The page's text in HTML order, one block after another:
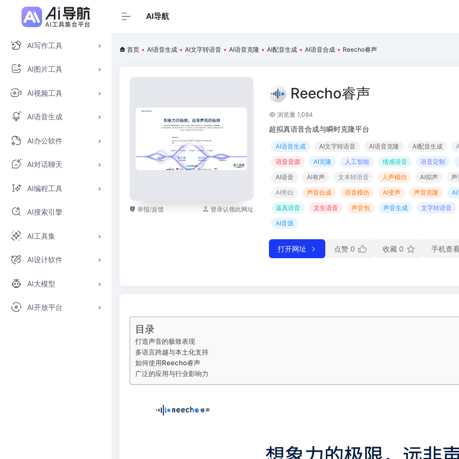
AI写作工具
AI图片工具
AI视频工具
AI语音生成
AI办公软件
AI对话聊天
AI编程工具
AI搜索引擎
AI工具集
AI设计软件
AI大模型
AI开放平台
AI导航
首页 • AI语音生成 • AI文字转语音 • AI语音克隆 • AI配音生成 • AI语音合成 • Reecho睿声
举报/反馈 登录认领此网址
Reecho睿声
浏览量 1,084
超拟真语音合成与瞬时克隆平台
AI语音生成 AI文字转语音 AI语音克隆 AI配音生成
语音音源
AI克隆 人工智能 情感语音 语音定制
AI语音
AI有声 文本转语音 人声模仿 AI拟声
声
AI旁白
声音合成 语音模仿 AI变声 声音克隆
AI
逼真语音
文生语音 声音包 声音生成
文字转语音
AI音源
打开网址 点赞 0 收藏 0 手机查
目录
打造声音的极致表现
多语言跨越与本土化支持
如何使用Reecho睿声
广泛的应用与行业影响力